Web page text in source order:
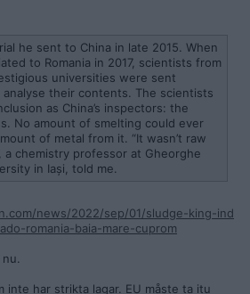
he sent to China in late 2015. When
to Romania in 2017, scientists from
universities were sent
analyse their contents. The scientists
as China’s inspectors: the
No amount of smelting could ever
of metal from it. “It wasn’t raw
a chemistry professor at Gheorghe
in Iași, told me.
news/2022/sep/01/sludge-king-ind
romania-baia-mare-cuprom
inte har strikta lagar. EU måste ta itu